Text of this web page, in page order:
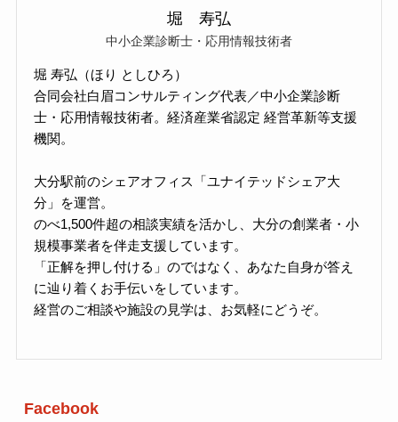
堀 寿弘
中小企業診断士・応用情報技術者
堀 寿弘（ほり としひろ）
合同会社白眉コンサルティング代表／中小企業診断
士・応用情報技術者。経済産業省認定 経営革新等支援
機関。
大分駅前のシェアオフィス「ユナイテッドシェア大
分」を運営。
のべ1,500件超の相談実績を活かし、大分の創業者・小
規模事業者を伴走支援しています。
「正解を押し付ける」のではなく、あなた自身が答え
に辿り着くお手伝いをしています。
経営のご相談や施設の見学は、お気軽にどうぞ。
Facebook